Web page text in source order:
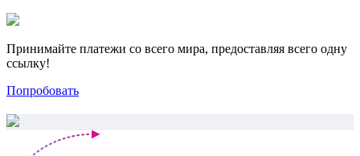
Принимайте платежи со всего мира, предоставляя всего одну
ссылку!
Попробовать